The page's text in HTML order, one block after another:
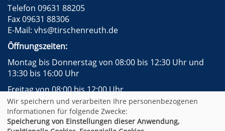
Telefon 09631 88205
Fax 09631 88306
E-Mail: vhs@tirschenreuth.de
Öffnungszeiten:
Montag bis Donnerstag von 08:00 bis 12:30 Uhr und
13:30 bis 16:00 Uhr
Freitag von 08:00 bis 12:00 Uhr
Facebook
Instagram
Impressum
AGB
Datenschutzerklärung
Widerrufsformular
Wir speichern und verarbeiten Ihre personenbezogenen
Informationen für folgende Zwecke:
Speicherung von Einstellungen dieser Anwendung,